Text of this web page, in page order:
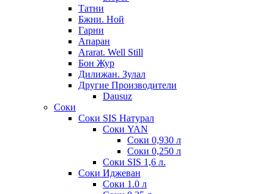
Татни
Бжни. Ной
Гарни
Апаран
Ararat. Well Still
Бон Жур
Дилижан. Зулал
Другие Производители
Dausuz
Соки
Соки SIS Натурал
Соки YAN
Соки 0,930 л
Соки 0,250 л
Соки SIS 1,6 л.
Соки Иджеван
Соки 1.0 л